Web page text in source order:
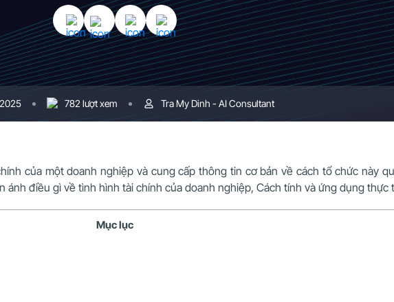
782 lượt xem Tra My Dinh - AI Consultant
của một doanh nghiệp và cung cấp thông tin cơ bản về cách tổ chức này
ánh điều gì về tình hình tài chính của doanh nghiệp, Cách tính và ứng dụng thực
Mục lục